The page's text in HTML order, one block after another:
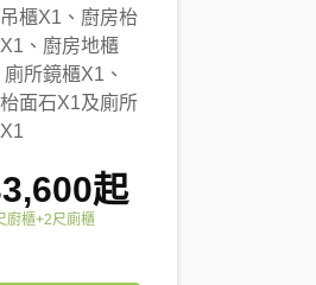
櫃X1、廚房枱
、廚房地櫃
所鏡櫃X1、
面石X1及廁所
起
廚櫃+2尺廁櫃